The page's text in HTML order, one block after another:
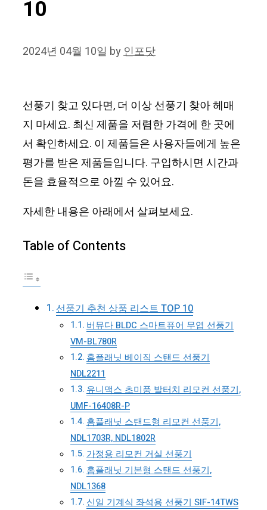
10
2024년 04월 10일 by인포닷
선풍기 찾고 있다면, 더 이상 선풍기 찾아 헤매
지 마세요. 최신 제품을 저렴한 가격에 한 곳에
서 확인하세요. 이 제품들은 사용자들에게 높은
평가를 받은 제품들입니다. 구입하시면 시간과
돈을 효율적으로 아낄 수 있어요.
자세한 내용은 아래에서 살펴보세요.
Table of Contents
선풍기 추천 상품 리스트 TOP 10
버뮤다 BLDC 스마트퓨어 무엽 선풍기
VM-BL780R
홈플래닛 베이직 스탠드 선풍기
NDL2211
유니맥스 초미풍 발터치 리모컨 선풍기,
UMF-16408R-P
홈플래닛 스탠드형 리모컨 선풍기,
NDL1703R, NDL1802R
가정용 리모컨 거실 선풍기
홈플래닛 기본형 스탠드 선풍기,
NDL1368
신일 기계식 좌석용 선풍기 SIF-14TWS